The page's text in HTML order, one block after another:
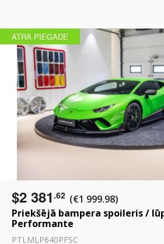
ATRA PIEGADE
$2 381 .62 (€1 999.98)
Priekšējā bampera spoileris /
Performante
PTLMLP640PFSC